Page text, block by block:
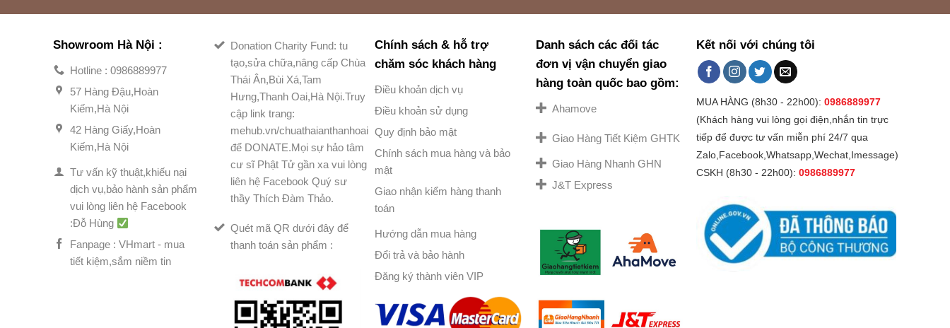
Showroom Hà Nội :
Hotline : 0986889977
57 Hàng Đậu,Hoàn
Kiếm,Hà Nội
42 Hàng Giấy,Hoàn
Kiếm,Hà Nội
Tư vấn kỹ thuật,khiếu nại
dịch vụ,bảo hành sản phẩm
vui lòng liên hệ Facebook
:Đỗ Hùng
Fanpage : VHmart - mua
tiết kiệm,sắm niềm tin
Donation Charity Fund: tu
tạo,sửa chữa,nâng cấp Chùa
Thái Ân,Bùi Xá,Tam
Hưng,Thanh Oai,Hà Nội.Truy
cập link trang:
mehub.vn/chuathaianthanhoai
để DONATE.Mọi sự hảo tâm
cư sĩ Phật Tử gần xa vui lòng
liên hệ Facebook Quý sư
thầy Thích Đàm Thảo.
Quét mã QR dưới đây để
thanh toán sản phẩm :
Chính sách & hỗ trợ
chăm sóc khách hàng
Điều khoản dịch vụ
Điều khoản sử dụng
Quy định bảo mật
Chính sách mua hàng và bảo
mật
Giao nhận kiểm hàng thanh
toán
Hướng dẫn mua hàng
Đổi trả và bảo hành
Đăng ký thành viên VIP
Danh sách các đối tác
đơn vị vận chuyển giao
hàng toàn quốc bao gồm:
Ahamove
Giao Hàng Tiết Kiệm GHTK
Giao Hàng Nhanh GHN
J&T Express
Kết nối với chúng tôi
MUA HÀNG (8h30 - 22h00): 0986889977
(Khách hàng vui lòng gọi điện,nhắn tin trực
tiếp để được tư vấn miễn phí 24/7 qua
Zalo,Facebook,Whatsapp,Wechat,Imessage)
CSKH (8h30 - 22h00): 0986889977